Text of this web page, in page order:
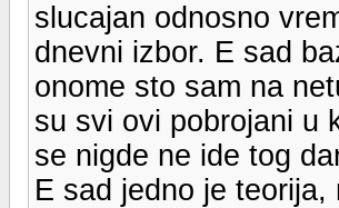
slucajan odnosno
dnevni izbor. E sad
onome sto sam na
su svi ovi pobrojani u
se nigde ne ide tog
E sad jedno je